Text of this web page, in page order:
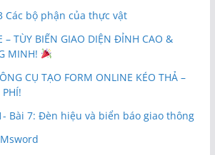
Các bộ phận của thực vật
– TÙY BIẾN GIAO DIỆN ĐỈNH CAO &
MINH!
CỤ TẠO FORM ONLINE KÉO THẢ –
Bài 7: Đèn hiệu và biển báo giao thông